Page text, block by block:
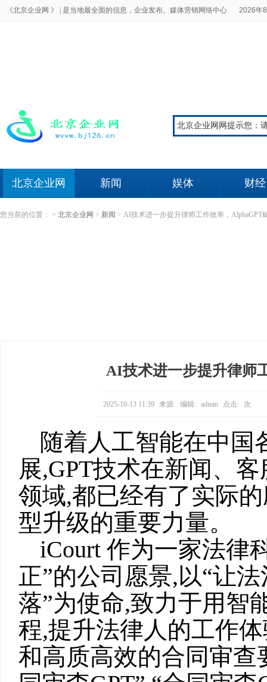
《北京企业网 》 | 是当地最全面的信息，企业发布。媒体营销网络中心 2026年
北京企业网 新闻 娱体 财经
您当前的位置： > 北京企业网 > 新闻 > AI技术进一步提升律师工作效率，AlphaGPT
AI技术进一步提升律师
2025-10-13 11:39 来源: 编辑: admin 点击: 次
随着人工智能在中国
展,GPT技术在新闻、
领域,都已经有了实际
型升级的重要力量。
iCourt 作为一家法律
正”的公司愿景,以“让
落”为使命,致力于用智
程,提升法律人的工作
和高质高效的合同审查